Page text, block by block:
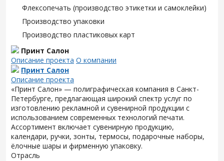
Флексопечать (производство этикетки и самоклейки)
Производство упаковки
Производство пластиковых карт
Принт Салон
Описание проекта О компании
Принт Салон
Описание проекта
«Принт Салон» — полиграфическая компания в Санкт-
Петербурге, предлагающая широкий спектр услуг по
изготовлению рекламной и сувенирной продукции с
использованием современных технологий печати.
Ассортимент включает сувенирную продукцию,
календари, ручки, зонты, термосы, подарочные наборы,
ёлочные шары и фирменную упаковку.
Отрасль